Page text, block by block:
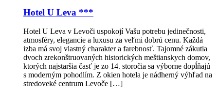
Hotel U Leva ***
Hotel U Leva v Levoči uspokojí Vašu potrebu jedinečnosti,
atmosféry, elegancie a luxusu za veľmi dobrú cenu. Každá
izba má svoj vlastný charakter a farebnosť. Tajomné zákutia
dvoch zrekonštruovaných historických meštianskych domov,
ktorých najstaršia časť je zo 14. storočia sa výborne dopĺňajú
s moderným pohodlím. Z okien hotela je nádherný výhľad na
stredoveké centrum Levoče […]